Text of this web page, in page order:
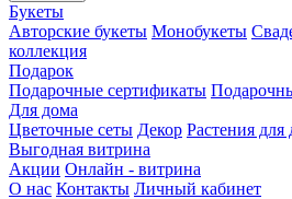
Букеты
Авторские букеты Монобукеты
коллекция
Подарок
Подарочные сертификаты
Для дома
Цветочные сеты Декор Растения для
Выгодная витрина
Акции Онлайн - витрина
О нас Контакты Личный кабинет